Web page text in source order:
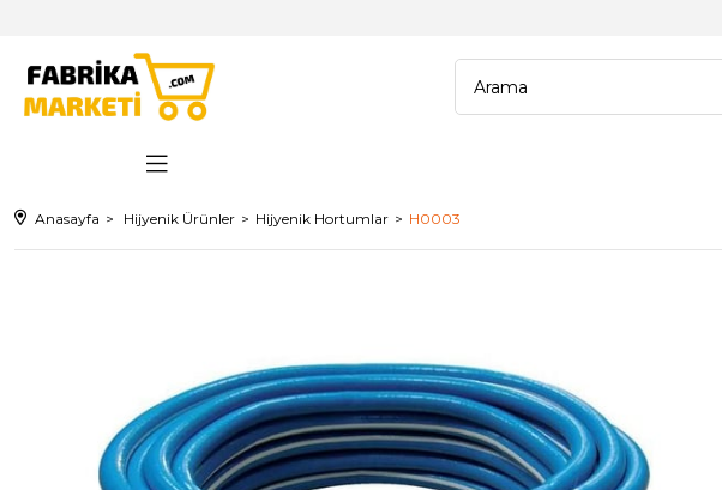
Anasayfa Hijyenik Ürünler Hijyenik Hortumlar H0003